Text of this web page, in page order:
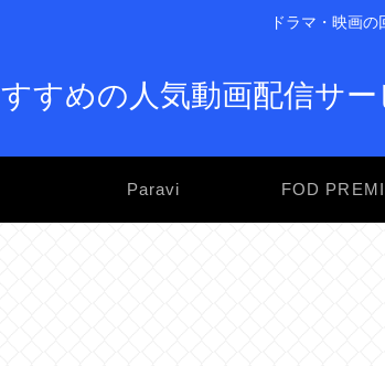
ドラマ・映画の
すめの人気動画配信サ
Paravi FOD